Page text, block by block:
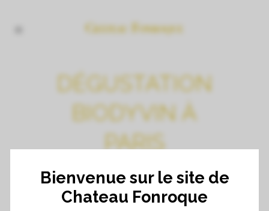
DÉGUSTATION
BIODYVIN À
PARIS
Le lundi 20 novembre 2017
Bienvenue sur le site de
Chateau Fonroque